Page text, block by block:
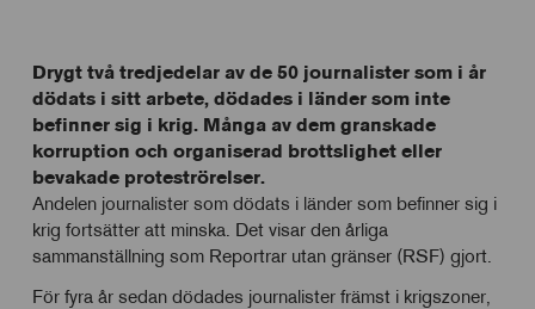
Drygt två tredjedelar av de 50 journalister som i år
dödats i sitt arbete, dödades i länder som inte
befinner sig i krig. Många av dem granskade
korruption och organiserad brottslighet eller
bevakade proteströrelser.
Andelen journalister som dödats i länder som befinner sig i
krig fortsätter att minska. Det visar den årliga
sammanställning som Reportrar utan gränser (RSF) gjort.
För fyra år sedan dödades journalister främst i krigszoner,